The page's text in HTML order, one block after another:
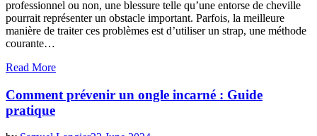
professionnel ou non, une blessure telle qu’une entorse de cheville
pourrait représenter un obstacle important. Parfois, la meilleure
manière de traiter ces problèmes est d’utiliser un strap, une méthode
courante…
Read More
Comment prévenir un ongle incarné : Guide
pratique